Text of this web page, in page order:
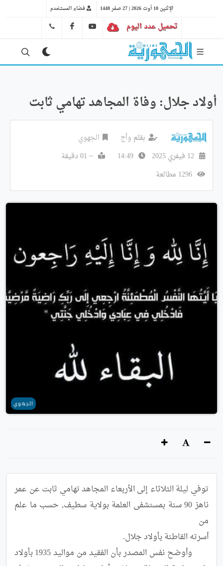
الإثنين 10 أوت 2026 | 27 صفر 1448 فضاء المستخدم
تحميل عدد اليوم YT
FB
أولاد جلال: وفاة المجاهد تهامي ثابت
بقلم وأج
الجهوي
~ 01 دقيقة
الجهوي
توفي ليلة الثلاثاء إلى الأربعاء المجاهد تهامي ثابت عن عمر